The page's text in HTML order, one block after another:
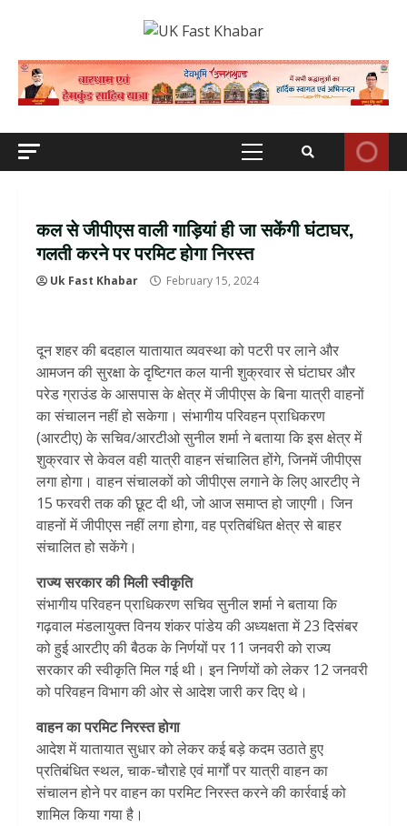
Primary
कल से जीपीएस वाली गाड़ियां ही जा सकेंगी घंटाघर,
गलती करने पर परमिट होगा निरस्त
Uk Fast Khabar February 15, 2024
दून शहर की बदहाल यातायात व्यवस्था को पटरी पर लाने और
आमजन की सुरक्षा के दृष्टिगत कल यानी शुक्रवार से घंटाघर और
परेड ग्राउंड के आसपास के क्षेत्र में जीपीएस के बिना यात्री वाहनों
का संचालन नहीं हो सकेगा। संभागीय परिवहन प्राधिकरण
(आरटीए) के सचिव/आरटीओ सुनील शर्मा ने बताया कि इस क्षेत्र में
शुक्रवार से केवल वही यात्री वाहन संचालित होंगे, जिनमें जीपीएस
लगा होगा। वाहन संचालकों को जीपीएस लगाने के लिए आरटीए ने
15 फरवरी तक की छूट दी थी, जो आज समाप्त हो जाएगी। जिन
वाहनों में जीपीएस नहीं लगा होगा, वह प्रतिबंधित क्षेत्र से बाहर
संचालित हो सकेंगे।
राज्य सरकार की मिली स्वीकृति
संभागीय परिवहन प्राधिकरण सचिव सुनील शर्मा ने बताया कि
गढ़वाल मंडलायुक्त विनय शंकर पांडेय की अध्यक्षता में 23 दिसंबर
को हुई आरटीए की बैठक के निर्णयों पर 11 जनवरी को राज्य
सरकार की स्वीकृति मिल गई थी। इन निर्णयों को लेकर 12 जनवरी
को परिवहन विभाग की ओर से आदेश जारी कर दिए थे।
वाहन का परमिट निरस्त होगा
आदेश में यातायात सुधार को लेकर कई बड़े कदम उठाते हुए
प्रतिबंधित स्थल, चाक-चौराहे एवं मार्गों पर यात्री वाहन का
संचालन होने पर वाहन का परमिट निरस्त करने की कार्रवाई को
शामिल किया गया है।